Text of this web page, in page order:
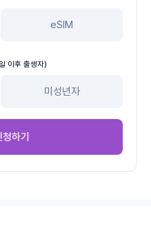
eSIM
이후 출생자)
미성년자
하기